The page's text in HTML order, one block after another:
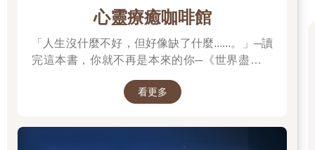
心靈療癒咖啡館
「人生沒什麼不好，但好像缺了什麼......。」─讀
完這本書，你就不再是本來的你─《世界盡頭的
看更多